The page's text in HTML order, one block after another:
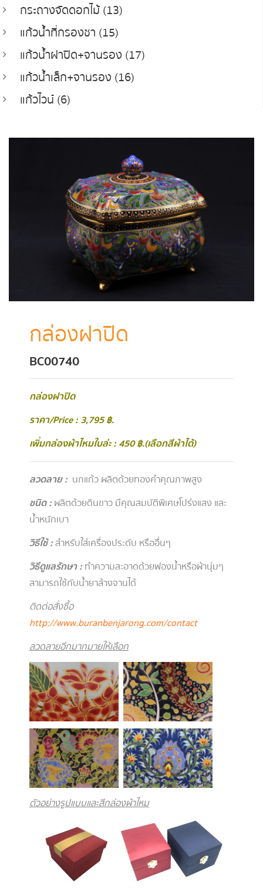
กระถางจัดดอกไม้ (13)
แก้วน้ำที่กรองชา (15)
แก้วน้ำฝาปิด+จานรอง (17)
แก้วน้ำเล็ก+จานรอง (16)
แก้วไวน์ (6)
กล่องฝาปิด
BC00740
กล่องฝาปิด
ราคา/Price : 3,795 ฿.
เพิ่มกล่องผ้าไหมใบล่ะ : 450 ฿.(เลือกสีผ้าได้)
ลวดลาย: นกแก้ว ผลิตด้วยทองคำคุณภาพสูง
ชนิด :ผลิตด้วยดินขาว มีคุณสมบัติพิเศษโปร่งแสง และ
น้ำหนักเบา
วิธีใช้ :สำหรับใส่เครื่องประดับ หรืออื่นๆ
วิธีดูแลรักษา:ทำความสะอาดด้วยฟองน้ำหรือผ้านุ่มๆ
สามารถใช้กับน้ำยาล้างจานได้
ติดต่อสั่งซื้อ
http://www.buranbenjarong.com/contact
ลวดลายอีกมากมายให้เลือก
ตัวอย่างรูปแบบและสีกล่องผ้าไหม